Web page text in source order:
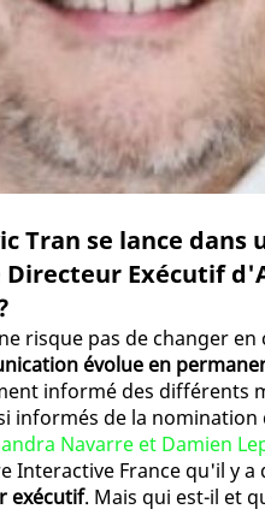
Tran se lance dans
Exécutif
?
risque pas de changer en
évolue en
informé des différents
informés de la nomination
Navarre et Damien
France qu'il y a
exécutif. Mais qui est-il et